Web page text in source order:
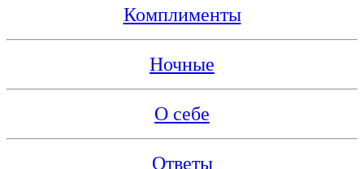
Комплименты
Ночные
О себе
Ответы